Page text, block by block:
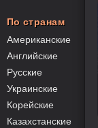
По странам
Американские
Английские
Русские
Украинские
Корейские
Казахстанские